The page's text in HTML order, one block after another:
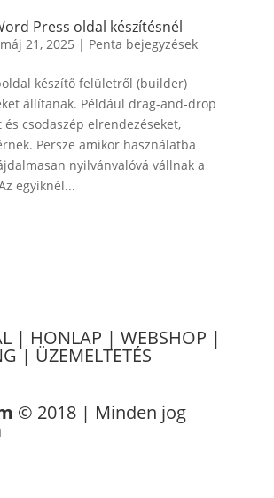
Press oldal készítésnél
máj 21, 2025 | Penta bejegyzések
készítő felületről (builder)
állítanak. Például drag-and-drop
és csodaszép elrendezéseket,
Persze amikor használatba
nyilvánvalóvá vállnak a
egyiknél...
| HONLAP | WEBSHOP |
| ÜZEMELTETÉS
© 2018 | Minden jog